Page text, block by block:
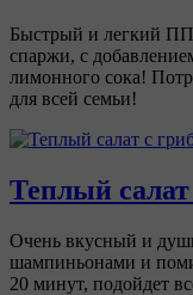
Быстрый и легкий ПП
спаржи, с
лимонного сока!
для всей семьи!
Теплый
Очень вкусный и
шампиньонами и
20 минут, подойдет